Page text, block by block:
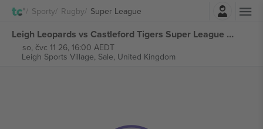
Sporty Rugby Super League
Leigh Leopards vs Castleford Tigers Super League vstupenek
so, čvc 11 26, 16:00 AEDT
Leigh Sports Village, Sale, United Kingdom